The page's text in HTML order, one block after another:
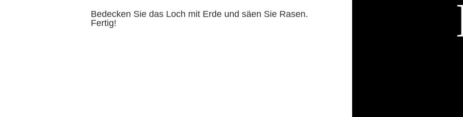
Bedecken Sie das Loch mit Erde und säen Sie Rasen.
Fertig!